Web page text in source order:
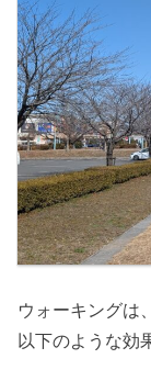
ウォーキングは
以下のような効